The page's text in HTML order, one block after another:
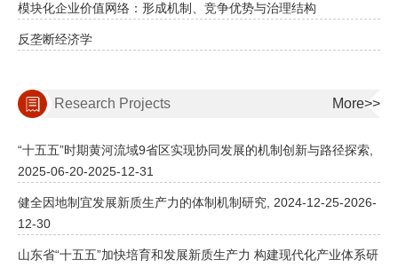
模块化企业价值网络：形成机制、竞争优势与治理结构
反垄断经济学
Research Projects More>>
“十五五”时期黄河流域9省区实现协同发展的机制创新与路径探索,
2025-06-20-2025-12-31
健全因地制宜发展新质生产力的体制机制研究, 2024-12-25-2026-
12-30
山东省“十五五”加快培育和发展新质生产力 构建现代化产业体系研